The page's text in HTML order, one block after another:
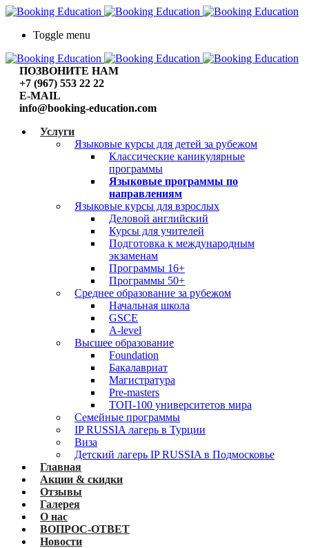
Toggle menu
ПОЗВОНИТЕ НАМ
+7 (967) 553 22 22
E-MAIL
info@booking-education.com
Услуги
Языковые курсы для детей за рубежом
Классические каникулярные
программы
Языковые программы по
направлениям
Языковые курсы для взрослых
Деловой английский
Курсы для учителей
Подготовка к международным
экзаменам
Программы 16+
Программы 50+
Среднее образование за рубежом
Начальная школа
GSCE
A-level
Высшее образование
Foundation
Бакалавриат
Магистратура
Pre-masters
ТОП-100 университетов мира
Семейные программы
IP RUSSIA лагерь в Турции
Виза
Детский лагерь IP RUSSIA в Подмосковье
Главная
Акции & скидки
Отзывы
Галерея
О нас
ВОПРОС-ОТВЕТ
Новости